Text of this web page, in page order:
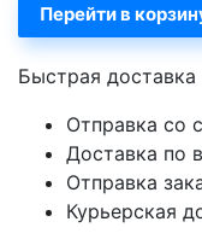
Перейти в
Быстрая доставка
Отправка со
Доставка по
Отправка
Курьерская